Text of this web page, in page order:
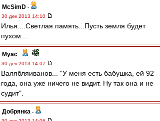
McSimD -
30 дек 2013 14:10
Илья....Светлая память...Пусть земля будет
пухом...
Myac -
30 дек 2013 14:07
Валябляиванов... "У меня есть бабушка, ей 92
года, она уже ничего не видит. Ну так она и не
судит".
Добрянка -